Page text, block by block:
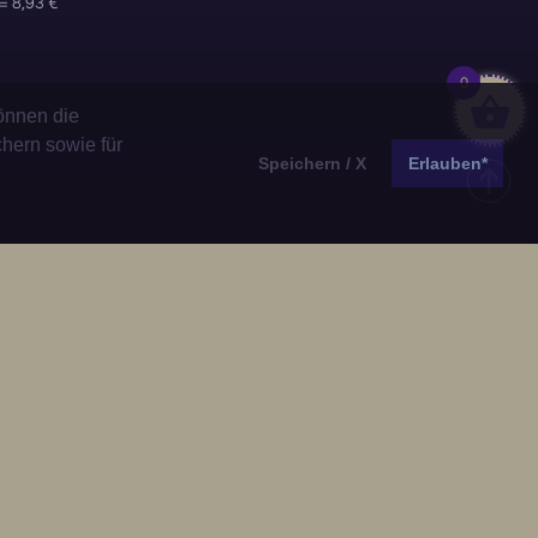
0
die
sowie für
Speichern / X Erlauben*